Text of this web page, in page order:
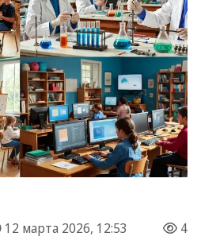
12 марта 2026, 12:53 4